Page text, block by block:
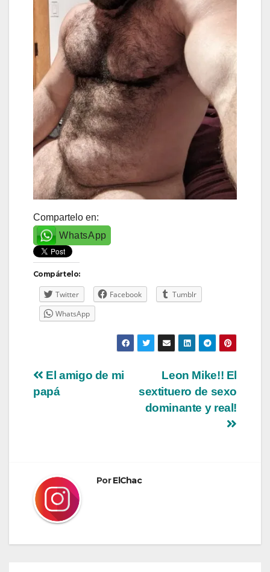
Compartelo en:
WhatsApp
Compártelo:
Twitter Facebook
Tumblr
WhatsApp
Navegación
de
Leon Mike!! El
sextituero de sexo
dominante y real!
El amigo de mi
papá
PorElChac